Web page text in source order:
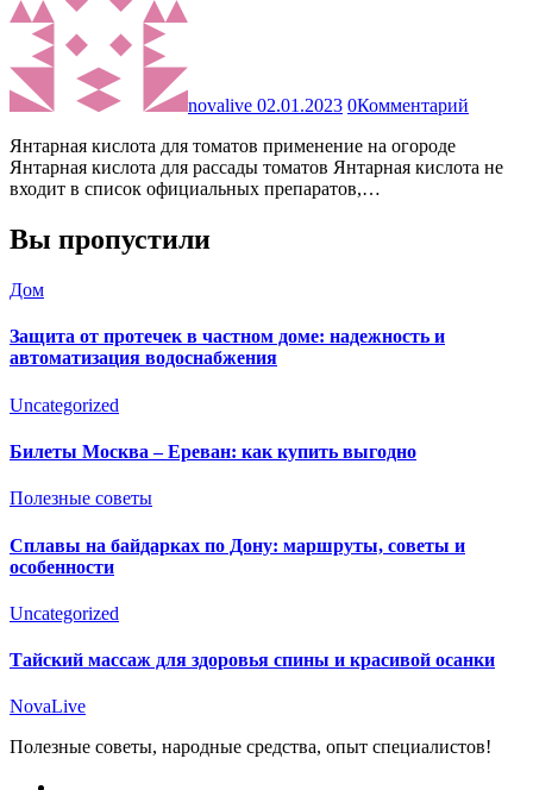
novalive 02.01.2023 0Комментарий
Янтарная кислота для томатов применение на огороде
Янтарная кислота для рассады томатов Янтарная кислота не
входит в список официальных препаратов,…
Вы пропустили
Дом
Защита от протечек в частном доме: надежность и
автоматизация водоснабжения
Uncategorized
Билеты Москва – Ереван: как купить выгодно
Полезные советы
Сплавы на байдарках по Дону: маршруты, советы и
особенности
Uncategorized
Тайский массаж для здоровья спины и красивой осанки
NovaLive
Полезные советы, народные средства, опыт специалистов!